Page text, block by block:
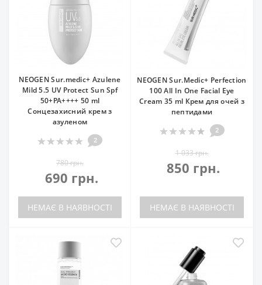
NEOGEN Sur.medic+ Azulene
Mild 5.5 UV Protect Sun Spf
50+PA++++ 50 ml
Сонцезахисний крем з
азуленом
2
780 грн.
690 грн.
НЕМАЄ В НАЯВНОСТІ
NEOGEN Sur.Medic+ Perfection
100 All In One Facial Eye
Cream 35 ml Крем для очей з
пептидами
2
1 033 грн.
850 грн.
НЕМАЄ В НАЯВНОСТІ